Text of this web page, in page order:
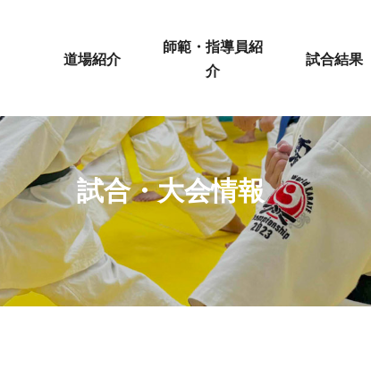
道場紹介
師範・指導員紹
介
試合結果
試合・大会情報